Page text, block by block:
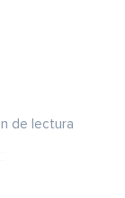
de lectura